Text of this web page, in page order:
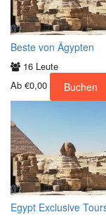
Beste von Ägypten
16 Leute
Ab €0,00 Buchen
Egypt Exclusive